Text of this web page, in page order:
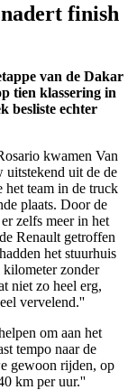
finish
van de Dakar
tien klassering in
besliste echter
kwamen Van
uit de de
het team in de truck
plaats. Door de
zelfs meer in het
Renault getroffen
het stuurhuis
zonder
niet zo heel erg,
vervelend.''
om aan het
tempo naar de
gewoon rijden, op
km per uur.''